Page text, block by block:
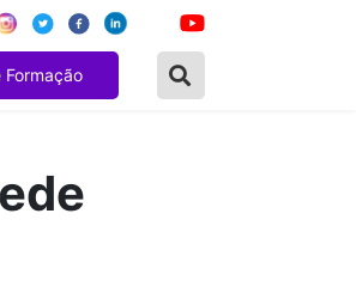
Formação